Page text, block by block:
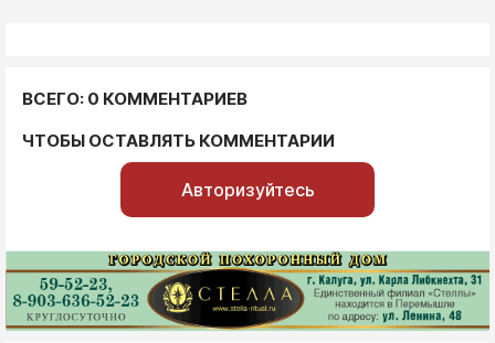
ВСЕГО: 0 КОММЕНТАРИЕВ
ЧТОБЫ ОСТАВЛЯТЬ КОММЕНТАРИИ
Авторизуйтесь